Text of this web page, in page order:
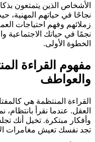
الأشخاص الذين يتمتعون
نجاحًا في حياتهم
زملائهم وفهم احتياجات
نجمًا في حياتك الاجتماعية
الخطوة الأولى.
مفهوم القراءة
والعواطف
القراءة المنتظمة هي
العقل. عندما نقرأ
وأفكار مبتكرة. تخيل أنك
تجد نفسك تعيش مغامرات